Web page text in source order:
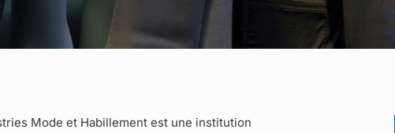
Mode et Habillement est une institution